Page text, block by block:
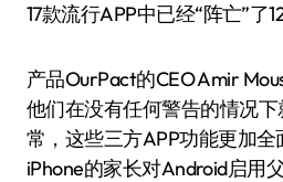
17款流行APP中已经“阵亡”了12
产品OurPact的CEO Amir
他们在没有任何警告的情况
常，这些三方APP功能更加
iPhone的家长对Android启用